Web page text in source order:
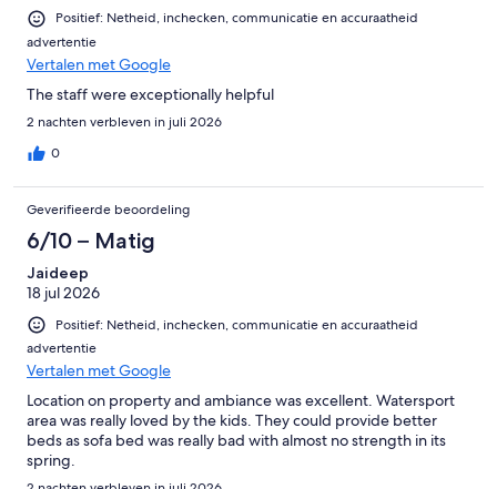
Positief: Netheid, inchecken, communicatie en accuraatheid
advertentie
Vertalen met Google
The staff were exceptionally helpful
2 nachten verbleven in juli 2026
0
Geverifieerde beoordeling
6/10 – Matig
Jaideep
18 jul 2026
Positief: Netheid, inchecken, communicatie en accuraatheid
advertentie
Vertalen met Google
Location on property and ambiance was excellent. Watersport
area was really loved by the kids. They could provide better
beds as sofa bed was really bad with almost no strength in its
spring.